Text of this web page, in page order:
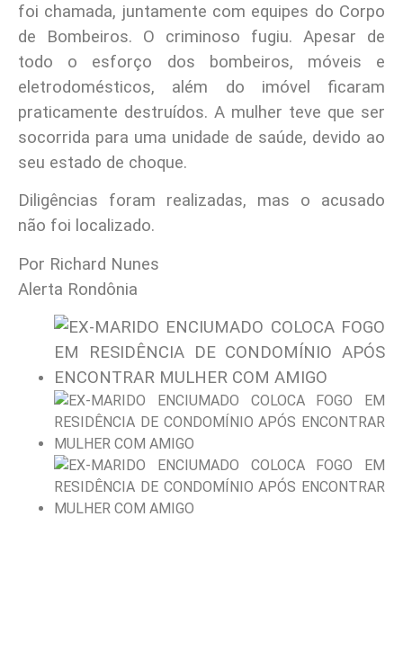
foi chamada, juntamente com equipes do Corpo
de Bombeiros. O criminoso fugiu. Apesar de
todo o esforço dos bombeiros, móveis e
eletrodomésticos, além do imóvel ficaram
praticamente destruídos. A mulher teve que ser
socorrida para uma unidade de saúde, devido ao
seu estado de choque.
Diligências foram realizadas, mas o acusado
não foi localizado.
Por Richard Nunes
Alerta Rondônia